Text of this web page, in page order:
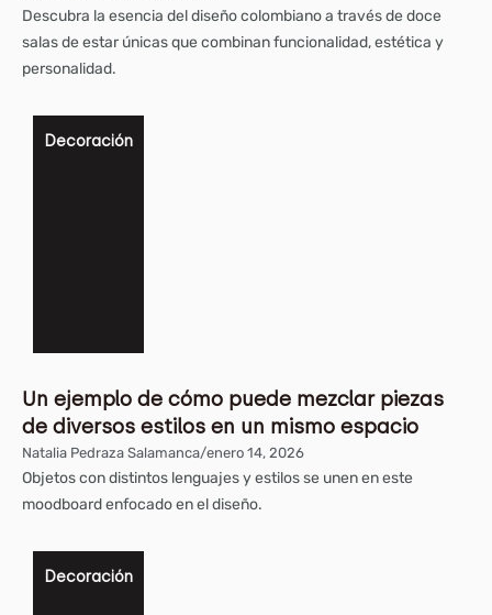
Descubra la esencia del diseño colombiano a través de doce
salas de estar únicas que combinan funcionalidad, estética y
personalidad.
Decoración
Un ejemplo de cómo puede mezclar piezas
de diversos estilos en un mismo espacio
Natalia Pedraza Salamanca/enero 14, 2026
Objetos con distintos lenguajes y estilos se unen en este
moodboard enfocado en el diseño.
Decoración